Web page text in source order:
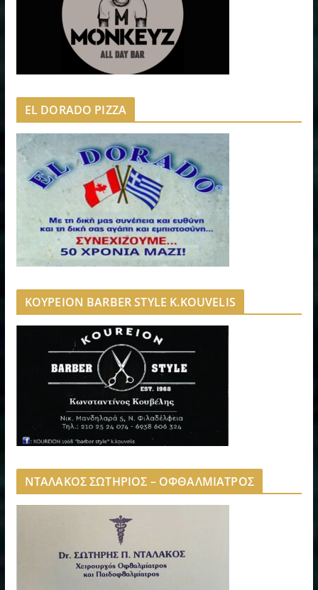
EL DORADO PIZZA
ΚΟΥΡΕΙΟΝ BARBER STYLE K.KOUVELIS
ΝΤΑΛΑΚΟΣ ΣΩΤΗΡΙΟΣ – ΟΦΘΑΛΜΙΑΤΡΟΣ